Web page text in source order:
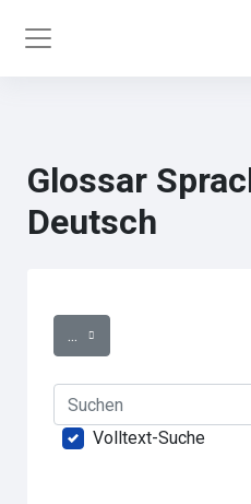
Glossar
Deutsch
...
Einträge exportieren
Suchen
Volltext-Suche